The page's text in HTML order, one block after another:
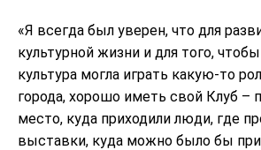
«Я всегда был уверен, что для
культурной жизни и для того,
культура могла играть какую-то
города, хорошо иметь свой Клуб –
место, куда приходили люди, где
выставки, куда можно было бы